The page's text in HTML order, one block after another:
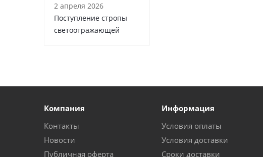
2 апреля 2026
Поступление стропы
светоотражающей
Компания
Контакты
Новости
Публичная оферта
Информация
Условия оплаты
Условия доставки
Сроки доставки